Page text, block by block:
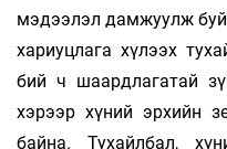
мэдээлэл дамжуулж буй
хариуцлага хүлээх
бий ч шаардлагатай
хэрээр хүний эрхийн
байна. Тухайлбал,